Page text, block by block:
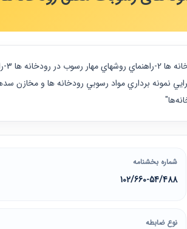
شماره بخشنامه
102/660-54/488
نوع ضابطه